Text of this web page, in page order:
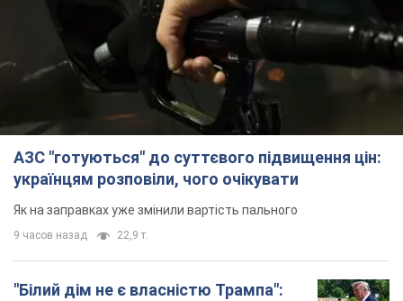
АЗС "готуються" до суттєвого підвищення цін:
українцям розповіли, чого очікувати
Як на заправках уже змінили вартість пального
9 часов назад 22,9 т.
"Білий дім не є власністю Трампа":